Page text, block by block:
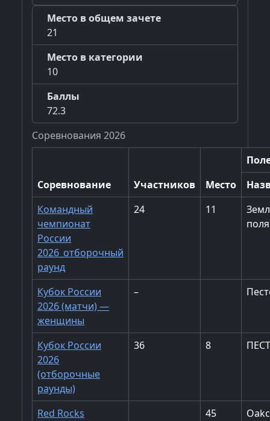
Место в общем зачете
21
Место в категории
10
Баллы
72.3
Соревнования 2026
Соревнование Участников Место
Командный
чемпионат
России
2026_отборочный
раунд
24 11
Кубок России
2026 (матчи) —
женщины
–
Кубок России
2026
(отборочные
раунды)
36 8
Red Rocks
45